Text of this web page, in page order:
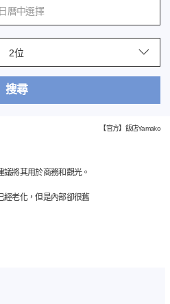
曆中選擇
搜尋
【官方】飯店Yamako
將其用於商務和觀光。
經老化，但是內部卻很舊